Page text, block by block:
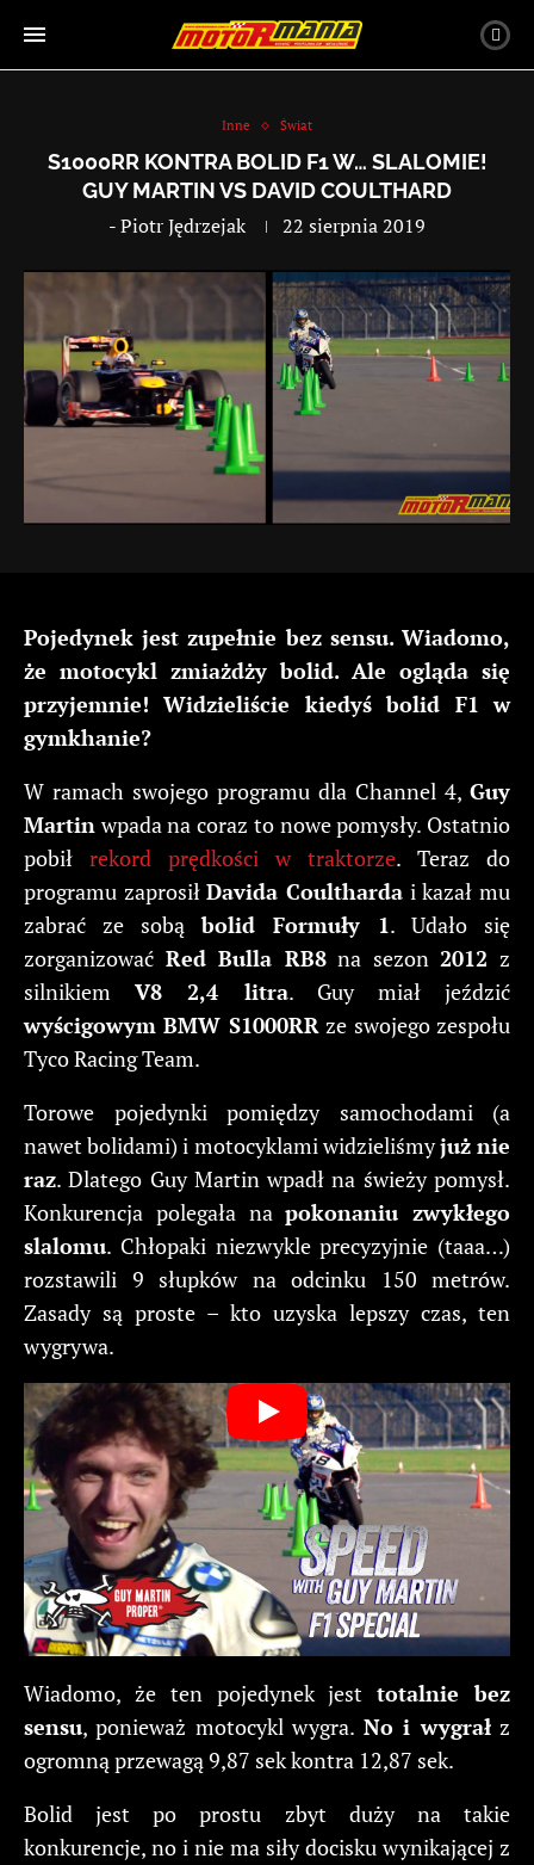
Inne Świat
S1000RR KONTRA BOLID F1 W… SLALOMIE!
GUY MARTIN VS DAVID COULTHARD
-Piotr Jędrzejak 22 sierpnia 2019
Pojedynek jest zupełnie bez sensu. Wiadomo,
że motocykl zmiażdży bolid. Ale ogląda się
przyjemnie! Widzieliście kiedyś bolid F1 w
gymkhanie?
W ramach swojego programu dla Channel 4, Guy
Martin wpada na coraz to nowe pomysły. Ostatnio
pobił rekord prędkości w traktorze. Teraz do
programu zaprosiłDavida Coultharda i kazał mu
zabrać ze sobąbolid Formuły 1. Udało się
zorganizować Red Bulla RB8na sezon 2012 z
silnikiemV8 2,4 litra. Guy miał jeździć
wyścigowym BMW S1000RR ze swojego zespołu
Tyco Racing Team.
Torowe pojedynki pomiędzy samochodami (a
nawet bolidami) i motocyklami widzieliśmyjuż nie
raz. Dlatego Guy Martin wpadł na świeży pomysł.
Konkurencja polegała napokonaniu zwykłego
slalomu. Chłopaki niezwykle precyzyjnie (taaa…)
rozstawili 9 słupków na odcinku 150 metrów.
Zasady są proste – kto uzyska lepszy czas, ten
wygrywa.
Wiadomo, że ten pojedynek jesttotalnie bez
sensu, ponieważ motocykl wygra. No i wygrałz
ogromną przewagą 9,87 sek kontra 12,87 sek.
Bolid jest po prostu zbyt duży na takie
konkurencje, no i nie ma siły docisku wynikającej z